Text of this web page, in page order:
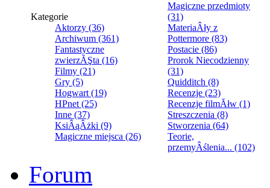
Kategorie
Aktorzy (36)
Archiwum (361)
Fantastyczne
zwierzĂŞta (16)
Filmy (21)
Gry (5)
Hogwart (19)
HPnet (25)
Inne (37)
KsiÂąÂżki (9)
Magiczne miejsca (26)
Magiczne przedmioty
(31)
MateriaÂły z
Pottermore (83)
Postacie (86)
Prorok Niecodzienny
(31)
Quidditch (8)
Recenzje (23)
Recenzje filmĂłw (1)
Streszczenia (8)
Stworzenia (64)
Teorie,
przemyÂślenia... (102)
Forum